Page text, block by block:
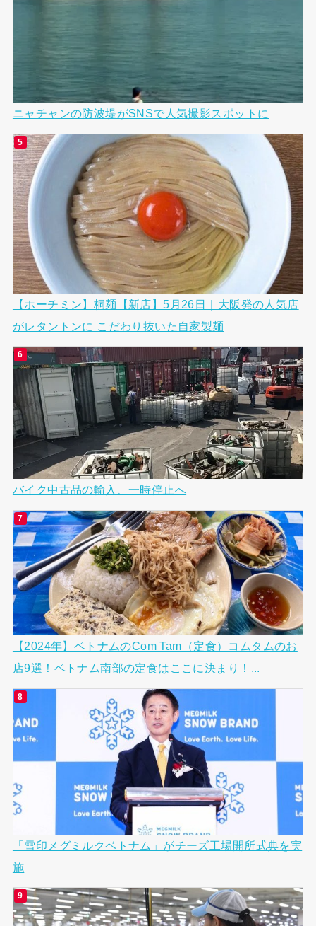
ニャチャンの防波堤がSNSで人気撮影スポットに
【ホーチミン】桐麺【新店】5月26日｜大阪発の人気店
がレタントンに こだわり抜いた自家製麺
バイク中古品の輸入、一時停止へ
【2024年】ベトナムのCom Tam（定食）コムタムのお
店9選！ベトナム南部の定食はここに決まり！...
「雪印メグミルクベトナム」がチーズ工場開所式典を実
施